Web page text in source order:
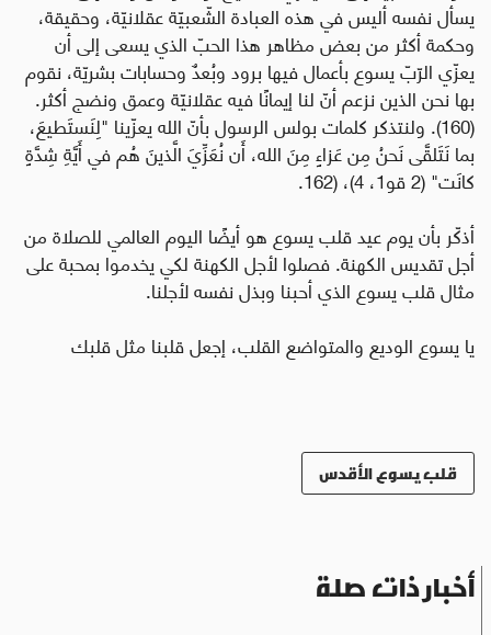
يسأل نفسه أليس في هذه العبادة الشّعبيّة عقلانيّة، وحقيقة،
وحكمة أكثر من بعض مظاهر هذا الحبّ الذي يسعى إلى أن
يعزّي الرّبّ يسوع بأعمال فيها برود وبُعدٌ وحسابات بشريّة، نقوم
بها نحن الذين نزعم أنّ لنا إيمانًا فيه عقلانيّة وعمق ونضج أكثر.
(160). ولنتذكر كلمات بولس الرسول بأنّ الله يعزّينا "لِنَستَطيعَ،
بما نَتَلقَّى نَحنُ مِن عَزاءٍ مِنَ الله، أَن نُعَزِّيَ الَّذينَ هُم في أَيَّةِ شِدَّةٍ
كانَت" (2 قو1، 4)، (162
.
أذكّر بأن يوم عيد قلب يسوع هو أيضًا اليوم العالمي للصلاة من
أجل تقديس الكهنة. فصلوا لأجل الكهنة لكي يخدموا بمحبة على
مثال قلب يسوع الذي أحبنا وبذل نفسه لأجلنا.
يا يسوع الوديع والمتواضع القلب، إجعل قلبنا مثل قلبك
قلب يسوع الأقدس
أخبار ذات صلة